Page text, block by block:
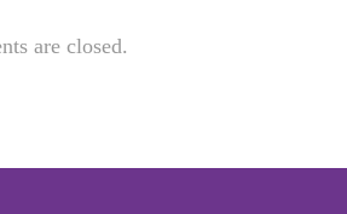
are closed.